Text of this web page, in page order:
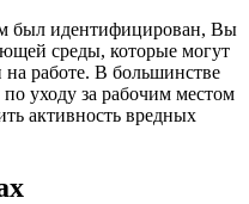
был идентифицирован, Вы
среды, которые могут
работе. В большинстве
уходу за рабочим местом
активность вредных